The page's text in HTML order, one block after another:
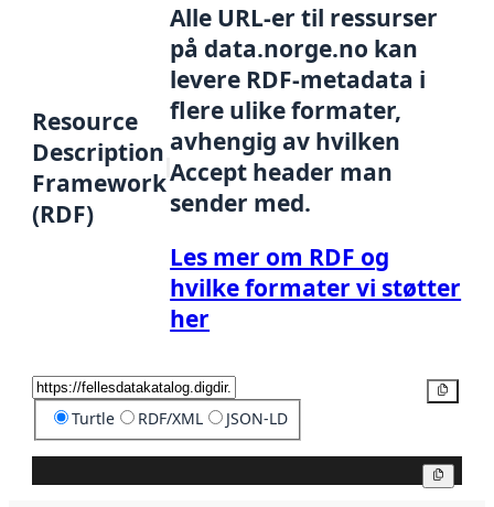
Resource
Description
Framework
(RDF)
Alle URL-er til ressurser
på data.norge.no kan
levere RDF-metadata i
flere ulike formater,
avhengig av hvilken
Accept header man
sender med.
Les mer om RDF og
hvilke formater vi støtter
her
Turtle RDF/XML JSON-LD